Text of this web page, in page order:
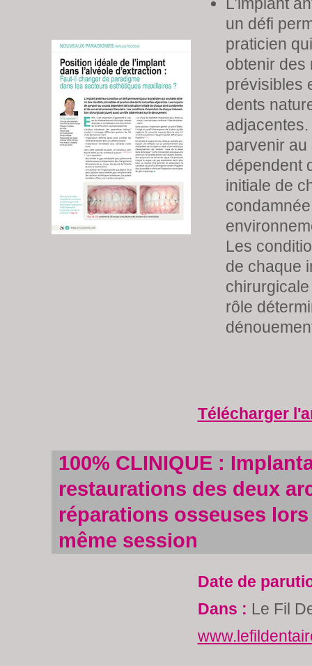
un défi
praticien
obtenir des
prévisibles
dents
parvenir au
dépendent
initiale de
Les
de chaque
rôle
Télécharger
100% CLINIQUE :
restaurations des deux
réparations osseuses lors
même session
Date de
Dans : Le Fil